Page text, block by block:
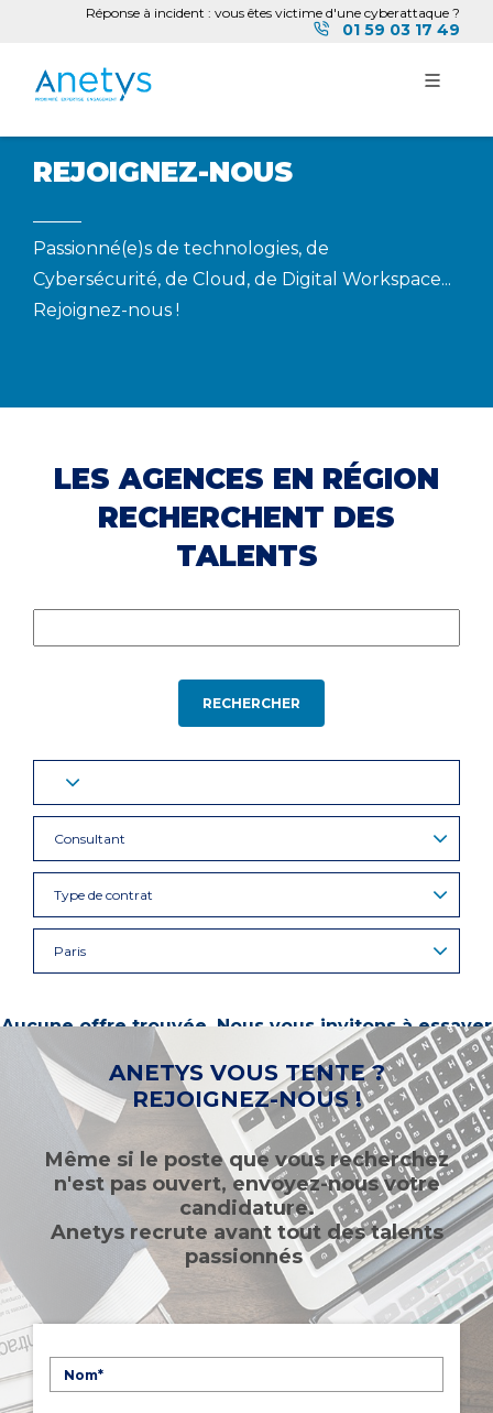
Réponse à incident : vous êtes victime d'une cyberattaque ?
01 59 03 17 49
REJOIGNEZ-NOUS
Passionné(e)s de technologies, de
Cybersécurité, de Cloud, de Digital Workspace...
Rejoignez-nous !
LES AGENCES EN RÉGION
RECHERCHENT DES
TALENTS
RECHERCHER
Consultant
Type de contrat
Paris
Aucune offre trouvée. Nous vous invitons à essayer
d’autres mots-clés ou à sélectionner un « métier ».
ANETYS VOUS TENTE ?
REJOIGNEZ-NOUS !
Même si le poste que vous recherchez
n'est pas ouvert, envoyez-nous votre
candidature.
Anetys recrute avant tout des talents
passionnés